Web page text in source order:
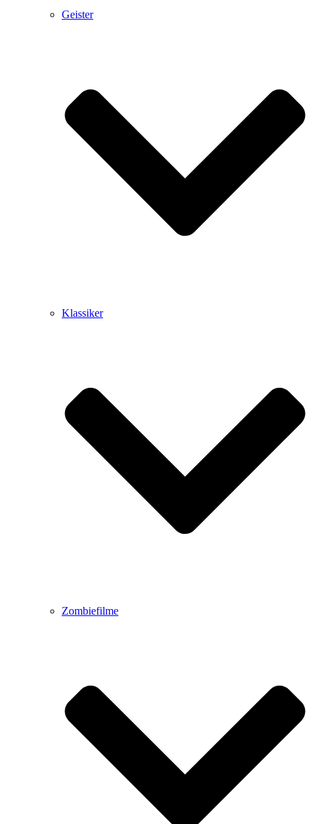
Geister
Klassiker
Zombiefilme